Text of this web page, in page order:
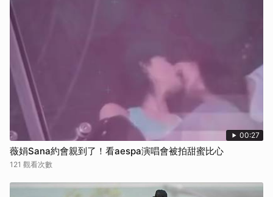
00:27
薇娟Sana約會親到了！看aespa演唱會被拍甜蜜比心
121 觀看次數